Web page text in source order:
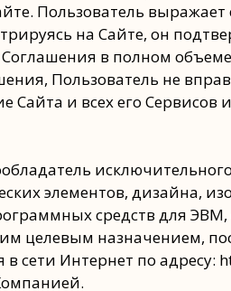
Пользователь
на Сайте, он
в полном
Пользователь не
Сайта и всех его Сервисов
элементов, дизайна,
средств для
назначением,
сети Интернет по адресу: